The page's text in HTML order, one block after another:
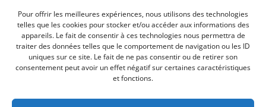
Pour offrir les meilleures expériences, nous utilisons des technologies
telles que les cookies pour stocker et/ou accéder aux informations des
appareils. Le fait de consentir à ces technologies nous permettra de
traiter des données telles que le comportement de navigation ou les ID
uniques sur ce site. Le fait de ne pas consentir ou de retirer son
consentement peut avoir un effet négatif sur certaines caractéristiques
et fonctions.
04 66 88 01 05